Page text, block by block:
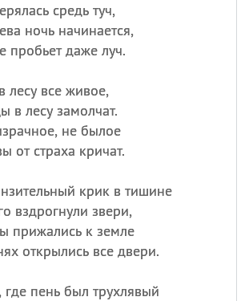
средь туч,
ночь начинается,
пробьет даже луч.
лесу все живое,
в лесу замолчат.
не былое
от страха кричат.
крик в тишине
вздрогнули звери,
прижались к земле
открылись все двери.
где пень был трухлявый